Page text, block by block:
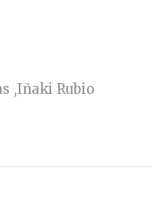
Iñaki Rubio